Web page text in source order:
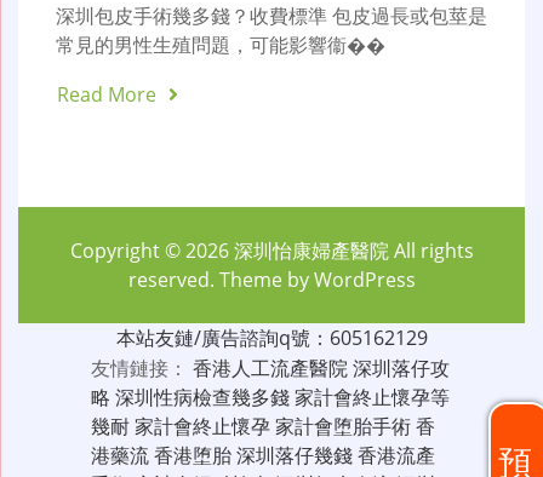
深圳包皮手術幾多錢？收費標準 包皮過長或包莖是
常見的男性生殖問題，可能影響衞��
Read More
預
Copyright © 2026深圳怡康婦產醫院All rights
reserved. Theme byWordPress
本站友鏈/廣告諮詢q號：605162129
友情鏈接： 香港人工流產醫院深圳落仔攻
略 深圳性病檢查幾多錢家計會終止懷孕等
幾耐家計會終止懷孕家計會堕胎手術香
港藥流香港堕胎深圳落仔幾錢香港流產